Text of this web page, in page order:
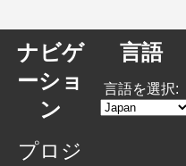
ナビゲ
ーショ
ン
プロジ
言語
言語を選択: